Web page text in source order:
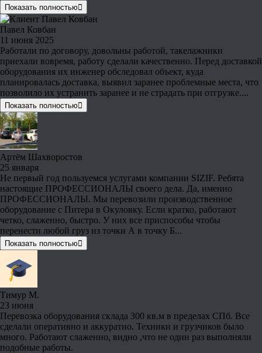
Показать полностью
Павел Ковбан
11 июня 2025
Работали по договору, довольны работой, такелажники
приехали вовремя, работу сделали качественно. Перед доставкой
оборудования их инженер обследовал объект, куда
планировалась доставка, выявил заранее проблемные места, что
позволило их устранить заранее и не страдать при отгрузке....
Показать полностью
Артём Шахворостов
25 января
Не первый год пользуемся услугами компании SIZIF. Ребята
настоящие ПРОФЕССИОНАЛЫ своего дела. Да, именно
ПРОФЕССИОНАЛЫ. Мы перевозили производственное
оборудование с Питера в Окуловку. Если кратко, работают
четко, слаженно, быстро. У них все приспособы чтобы
перенести любой груз из точки А в точку Б...
Показать полностью
Тимур М.
23 июня
Перевозка оборудования склада 300 кв.м в пределах СПб. Все
сделали оперативно и аккуратно. Техники и грузчиков было
много. Работают слаженно, видно ,что не один раз выполняли
подобные работы.